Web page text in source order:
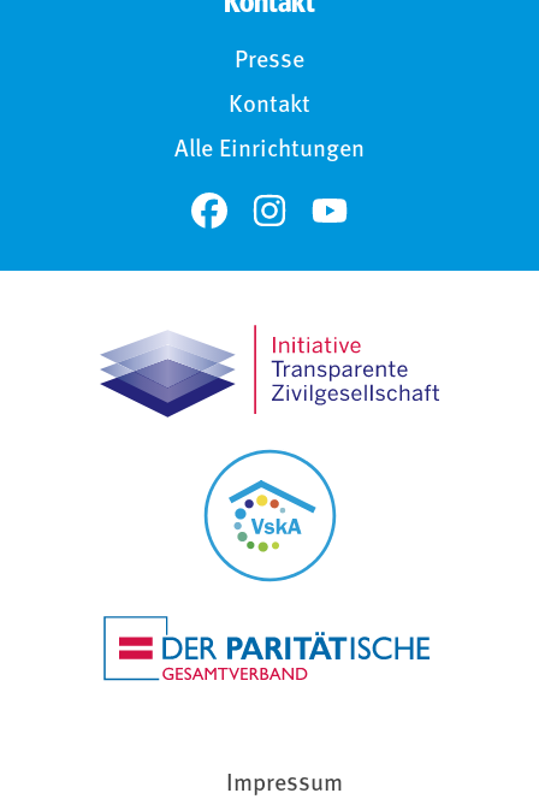
Presse
Kontakt
Alle Einrichtungen
Impressum